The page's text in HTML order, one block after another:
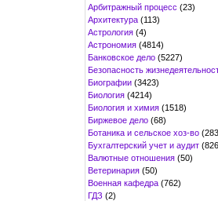
Арбитражный процесс (23)
Архитектура (113)
Астрология (4)
Астрономия (4814)
Банковское дело (5227)
Безопасность
Биографии (3423)
Биология (4214)
Биология и химия (1518)
Биржевое дело (68)
Ботаника и сельское хоз-во
Бухгалтерский учет и аудит
Валютные отношения (50)
Ветеринария (50)
Военная кафедра (762)
ГДЗ (2)